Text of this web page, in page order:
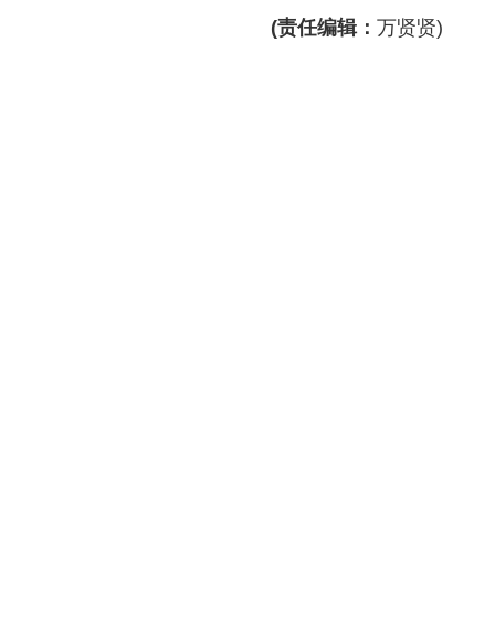
(责任编辑： 万贤贤)